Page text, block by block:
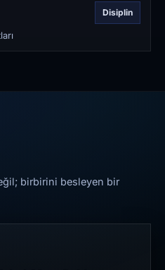
Disiplin
birbirini besleyen bir